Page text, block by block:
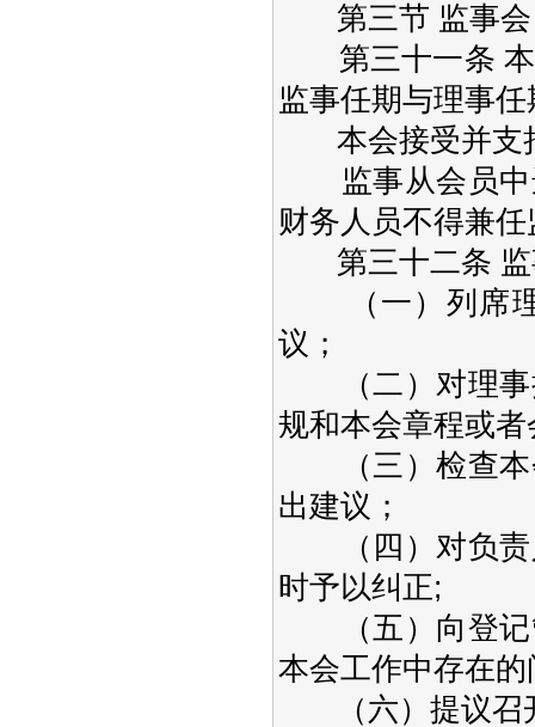
第三节 监事会
第三十一条 本
监事任期与理事
本会接受并支
监事从会员中
财务人员不得兼任
第三十二条 监
（一）列席理
议；
（二）对理事
规和本会章程或
（三）检查本
出建议；
（四）对负责
时予以纠正;
（五）向登记
本会工作中存在的
（六）提议召